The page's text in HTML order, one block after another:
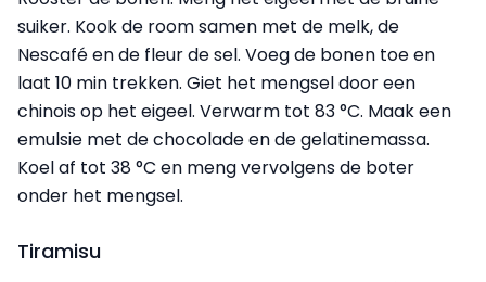
suiker. Kook de room samen met de melk, de
Nescafé en de fleur de sel. Voeg de bonen toe en
laat 10 min trekken. Giet het mengsel door een
chinois op het eigeel. Verwarm tot 83 °C. Maak een
emulsie met de chocolade en de gelatinemassa.
Koel af tot 38 °C en meng vervolgens de boter
onder het mengsel.
Tiramisu